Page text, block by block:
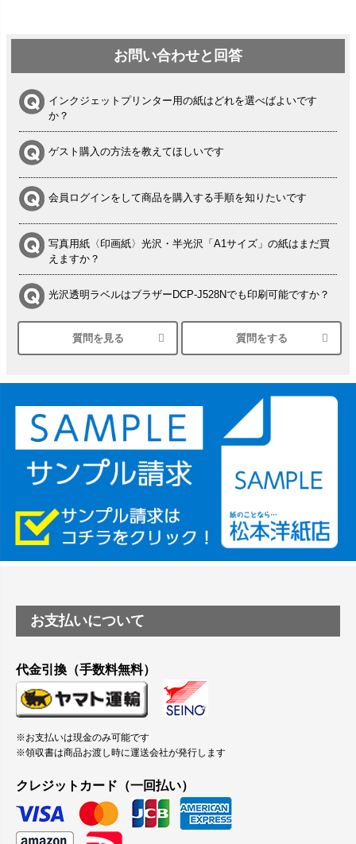
お問い合わせと回答
インクジェットプリンター用の紙はどれを選べばよいです
か？
ゲスト購入の方法を教えてほしいです
会員ログインをして商品を購入する手順を知りたいです
写真用紙〈印画紙〉光沢・半光沢「A1サイズ」の紙はまだ買
えますか？
光沢透明ラベルはブラザーDCP-J528Nでも印刷可能ですか？
シルバーペーパーにEPSON EP-30VAで印刷するときの設定
は？
ーSC-P8050に対応してますか
塩ビのロール紙で離型紙が透明の商品はありますか
つや消し半透明ラベルのロールタイプはありますか？
縦420mm×横650mmの包装紙に適した紙はありますか？
質問を見る 質問をする
お支払いについて
代金引換（手数料無料）
※お支払いは現金のみ可能です
※領収書は商品お渡し時に運送会社が発行します
クレジットカード（一回払い）